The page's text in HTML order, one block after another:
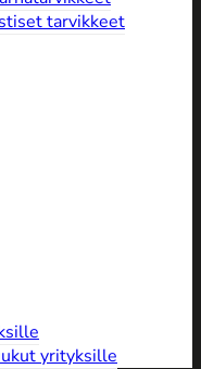
tarvikkeet
yrityksille